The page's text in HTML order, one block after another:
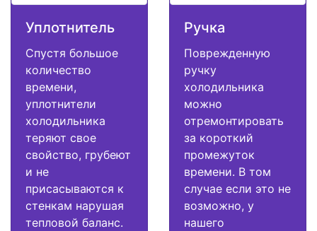
Уплотнитель
Спустя большое
количество
времени,
уплотнители
холодильника
теряют свое
свойство, грубеют
и не
присасываются к
стенкам нарушая
тепловой баланс.
Ручка
Поврежденную
ручку
холодильника
можно
отремонтировать
за короткий
промежуток
времени. В том
случае если это не
возможно, у
нашего